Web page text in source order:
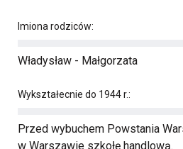
Imiona rodziców:
Władysław - Małgorzata
Wykształecnie do 1944 r.:
Przed wybuchem Powstania
w Warszawie szkołę handlową.